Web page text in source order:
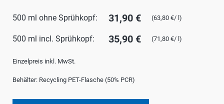
500 ml ohne Sprühkopf: 31,90 € (63,80 €/ l)
500 ml incl. Sprühkopf: 35,90 € (71,80 €/ l)
Einzelpreis inkl. MwSt.
Behälter: Recycling PET-Flasche (50% PCR)